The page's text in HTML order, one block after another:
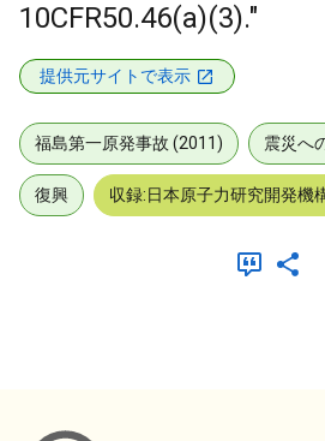
10CFR50.46(a)(3)."
提供元サイトで表示
福島第一原発事故 (2011) 震災へ
復興 収録:日本原子力研究開発機